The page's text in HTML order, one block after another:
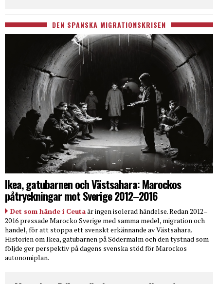
DEN SPANSKA MIGRATIONSKRISEN
Ikea, gatubarnen och Västsahara: Marockos
påtryckningar mot Sverige 2012–2016
Det som hände i Ceutaär ingen isolerad händelse. Redan 2012–
2016 pressade Marocko Sverige med samma medel, migration och
handel, för att stoppa ett svenskt erkännande av Västsahara.
Historien om Ikea, gatubarnen på Södermalm och den tystnad som
följde ger perspektiv på dagens svenska stöd för Marockos
autonomiplan.